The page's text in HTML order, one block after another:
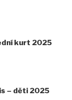
kurt 2025
– děti 2025